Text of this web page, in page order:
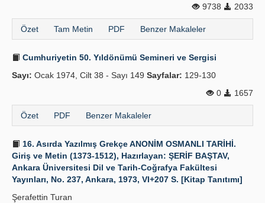
9738
2033
Özet Tam Metin PDF Benzer Makaleler
Cumhuriyetin 50. Yıldönümü Semineri ve Sergisi
Sayı: Ocak 1974, Cilt 38 - Sayı 149 Sayfalar: 129-130
0
1657
Özet PDF Benzer Makaleler
16. Asırda Yazılmış Grekçe ANONİM OSMANLI TARİHİ.
Giriş ve Metin (1373-1512), Hazırlayan: ŞERİF BAŞTAV,
Ankara Üniversitesi Dil ve Tarih-Coğrafya Fakültesi
Yayınları, No. 237, Ankara, 1973, VI+207 S. [Kitap Tanıtımı]
Şerafettin Turan